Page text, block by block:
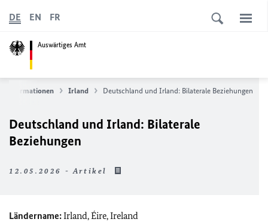
Auswärtiges Amt
DE EN FR
Irland Deutschland und Irland: Bilaterale Beziehungen
Deutschland und Irland: Bilaterale
Beziehungen
12.05.2026 - Artikel
Ländername:Irland, Éire, Ireland